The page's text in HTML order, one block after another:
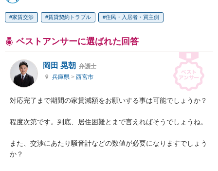
家賃交渉 賃貸契約トラブル 住民・入居者・買主側
ベストアンサーに選ばれた回答
岡田 晃朝 弁護士
兵庫県 > 西宮市
対応完了まで期間の家賃減額をお願いする事は可能でしょうか？
程度次第です。到底、居住困難とまで言えればそうでしょうね。
また、交渉にあたり騒音計などの数値が必要になりますでしょう
か？